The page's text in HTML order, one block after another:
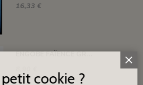
16,33 €
ENGOBE FAÏENCE GRÈS & PORCELAINE LIQUIDE SS PLB BRUN 250GR EASP08L
cookie ?